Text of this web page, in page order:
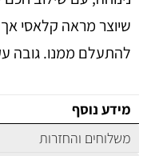
שיוצר מראה קלאסי
להתעלם ממנו. גובה עקב:
מידע נוסף
משלוחים והחזרות